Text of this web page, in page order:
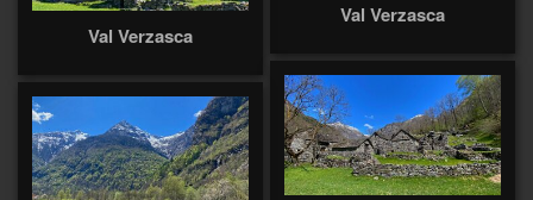
Val Verzasca
Val Verzasca